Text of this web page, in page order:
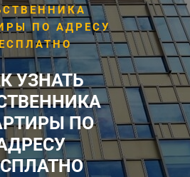
ПО АДРЕСУ
УЗНАТЬ
ПО